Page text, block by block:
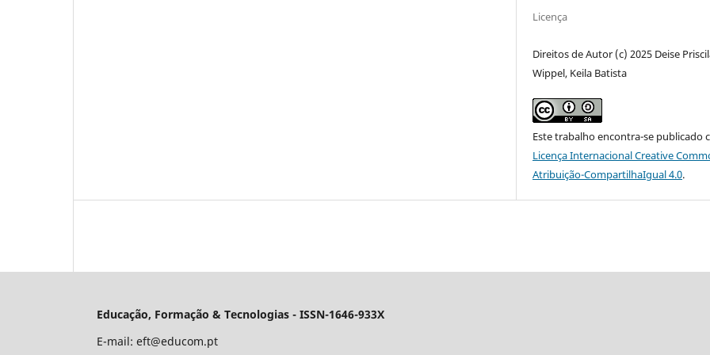
Licença
Direitos de Autor (c) 2025 Deise
Wippel, Keila Batista
Este trabalho encontra-se publicado
Licença Internacional Creative
Atribuição-CompartilhaIgual 4.0.
Educação, Formação & Tecnologias - ISSN-1646-933X
E-mail: eft@educom.pt